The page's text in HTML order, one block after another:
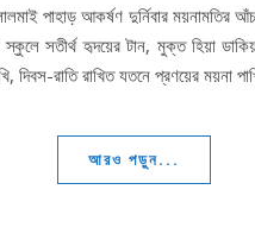
পাহাড় আকর্ষণ দুর্নিবার
সতীর্থ হৃদয়ের টান, মুক্ত হিয়া ডাকিয়া
দিবস-রাতি রাখিত যতনে প্রণয়ের ময়না
আরও পড়ুন...